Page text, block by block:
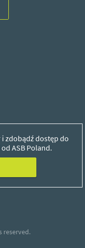
zdobądź dostęp do
ASB Poland.
reserved.